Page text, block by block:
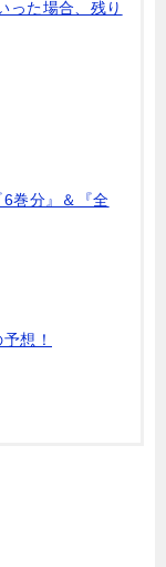
った場合、残り
巻分』＆『全
想！